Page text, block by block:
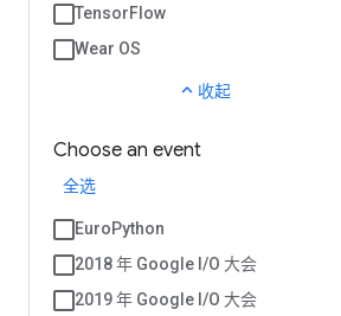
TensorFlow
Wear OS
expand_less 收起
Choose an event
全选
EuroPython
2018 年 Google I/O 大会
2019 年 Google I/O 大会